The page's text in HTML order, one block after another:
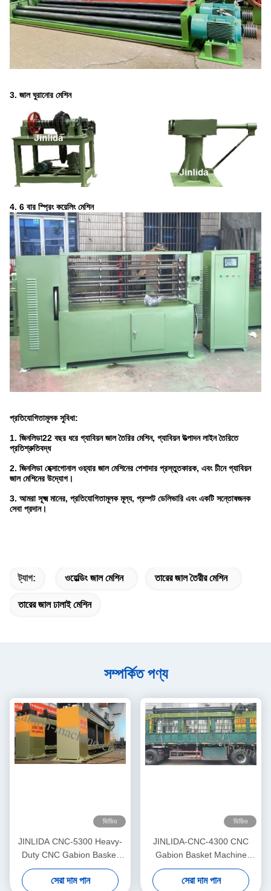
3. জাল ঘুরানোর মেশিন
4. 6 বার স্প্রিং কয়েলিং মেশিন
প্রতিযোগিতামূলক সুবিধা:
1. জিনলিডা22 বছর ধরে গ্যাবিয়ন জাল তৈরির মেশিন, গ্যাবিয়ন উত্পাদন লাইন তৈরিতে
প্রতিশ্রুতিবদ্ধ
2. জিনলিডা হেক্সাগোনাল ওয়্যার জাল মেশিনের পেশাদার প্রস্তুতকারক, এবং চীনে গ্যাবিয়ন
জাল মেশিনের উদ্যোগ।
3. আমরা সূক্ষ্ম মানের, প্রতিযোগিতামূলক মূল্য, প্রম্পট ডেলিভারি এবং একটি সন্তোষজনক
সেবা প্রদান।
ট্যাগ: ওয়েল্ডিং জাল মেশিন তারের জাল তৈরীর মেশিন
তারের জাল ঢালাই মেশিন
সম্পর্কিত পণ্য
ভিডিও
JINLIDA CNC-5300 Heavy-
Duty CNC Gabion Basket
Welding Machine 5300mm
Width Double Twist Mesh
সেরা দাম পান
ভিডিও
JINLIDA-CNC-4300 CNC
Gabion Basket Machine
4300mm Working Width
Servo-Driven Double Twist
সেরা দাম পান